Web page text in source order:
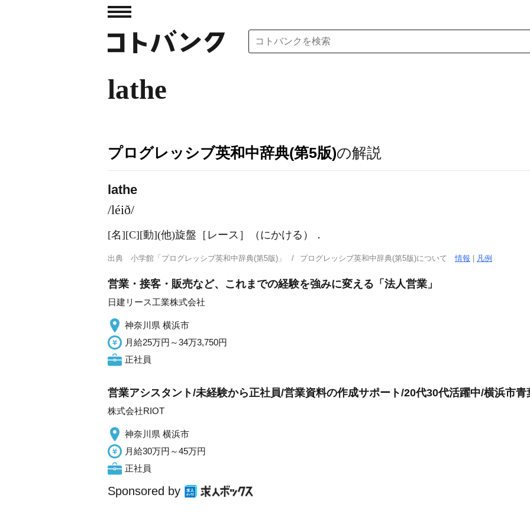
lathe
プログレッシブ英和中辞典(第5版)の解説
lathe
/léið/
[名][C][動](他)旋盤［レース］（にかける） ．
出典 小学館「プログレッシブ英和中辞典(第5版)」 プログレッシブ英和中辞典(第5版)について情報 凡例
営業・接客・販売など、これまでの経験を強みに変える「法人営業」
日建リース工業株式会社
神奈川県 横浜市
月給25万円～34万3,750円
正社員
営業アシスタント/未経験から正社員/営業資料の作成サポート/20代30代活躍中/横浜市青
株式会社RIOT
神奈川県 横浜市
月給30万円～45万円
正社員
Sponsored by